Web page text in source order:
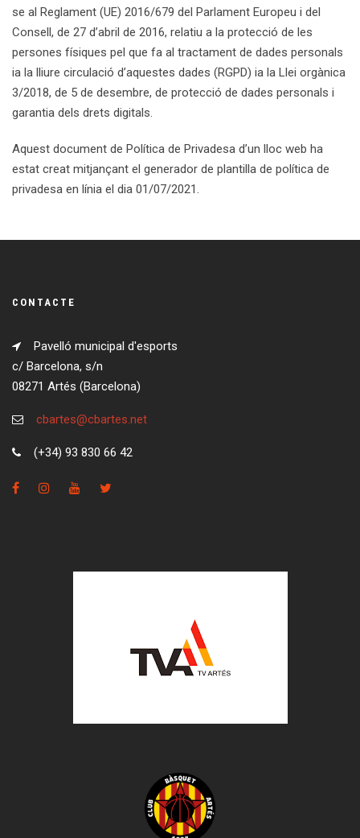
se al Reglament (UE) 2016/679 del Parlament Europeu i del
Consell, de 27 d’abril de 2016, relatiu a la protecció de les
persones físiques pel que fa al tractament de dades personals
ia la lliure circulació d’aquestes dades (RGPD) ia la Llei orgànica
3/2018, de 5 de desembre, de protecció de dades personals i
garantia dels drets digitals.
Aquest document de Política de Privadesa d’un lloc web ha
estat creat mitjançant el generador de plantilla de política de
privadesa en línia el dia 01/07/2021.
CONTACTE
Pavelló municipal d'esports
c/ Barcelona, s/n
08271 Artés (Barcelona)
cbartes@cbartes.net
(+34) 93 830 66 42